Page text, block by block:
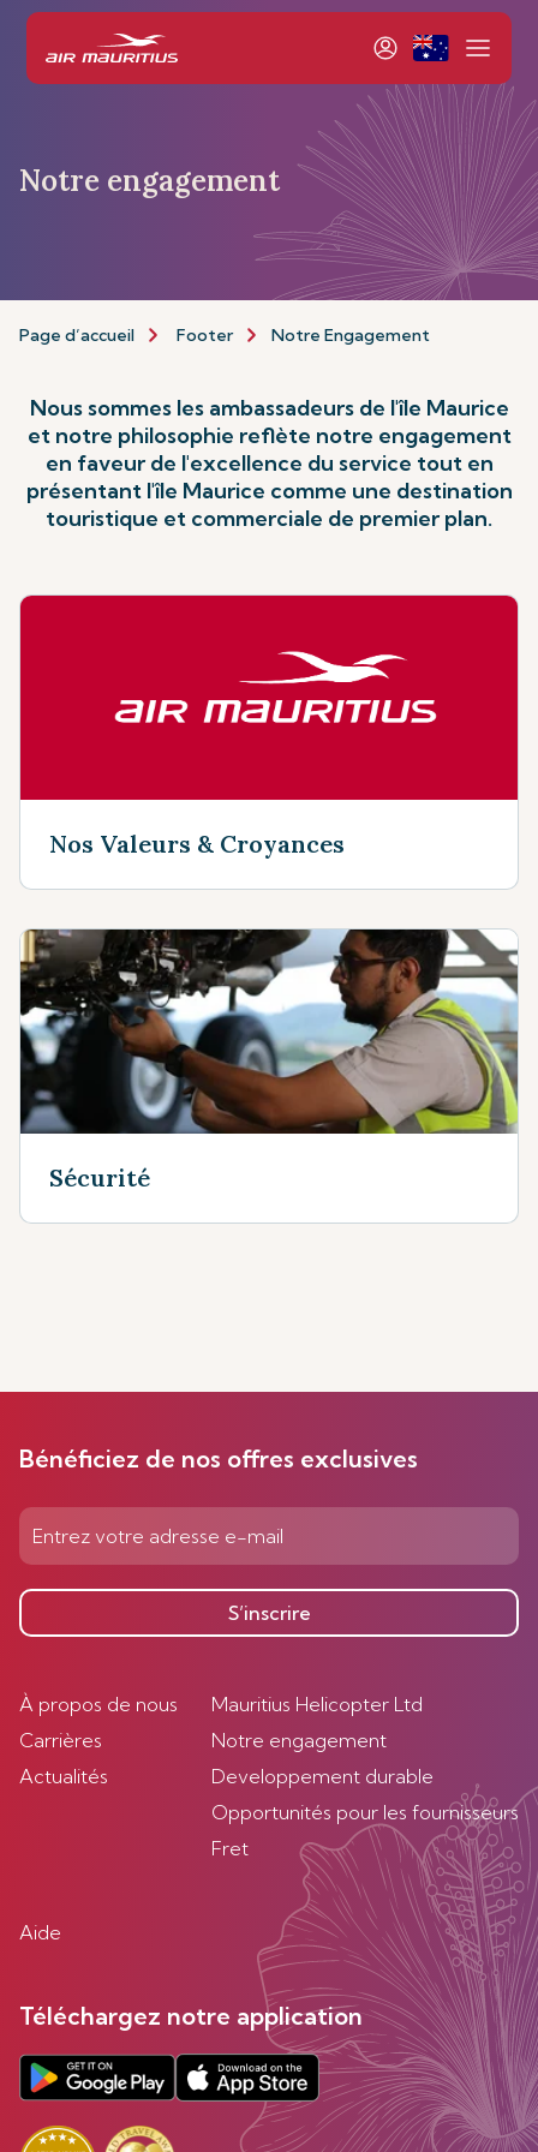
Notre engagement
Page d’accueil Footer Notre Engagement
Nous sommes les ambassadeurs de l'île Maurice
et notre philosophie reflète notre engagement
en faveur de l'excellence du service tout en
présentant l'île Maurice comme une destination
touristique et commerciale de premier plan.
Nos Valeurs & Croyances
Sécurité
Bénéficiez de nos offres exclusives
S’inscrire
À propos de nous
Carrières
Actualités
Mauritius Helicopter Ltd
Notre engagement
Developpement durable
Opportunités pour les fournisseurs
Fret
Aide
Téléchargez notre application